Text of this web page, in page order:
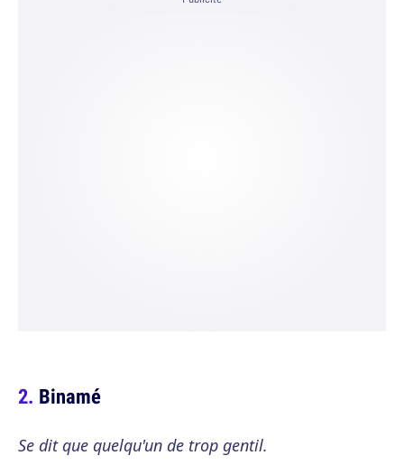
Binamé
Se dit que quelqu'un de trop gentil.